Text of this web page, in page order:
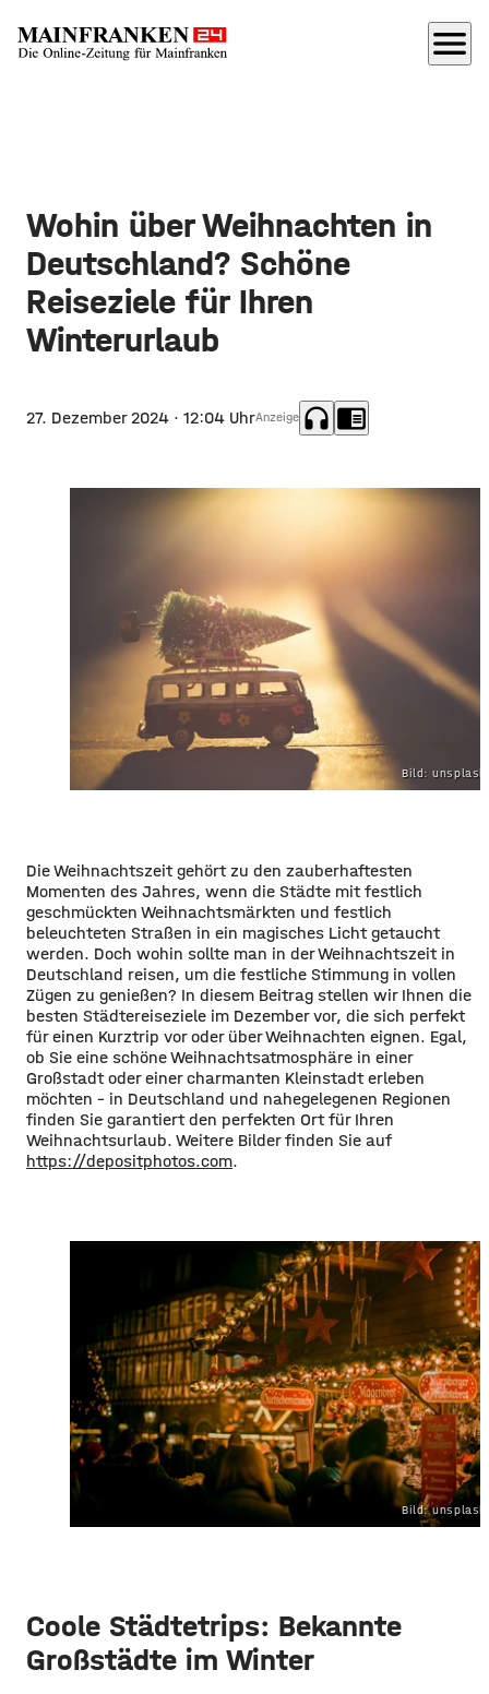
menu
Wohin über Weihnachten in
Deutschland? Schöne
Reiseziele für Ihren
Winterurlaub
27. Dezember 2024 · 12:04 UhrAnzeige headphones chrome_reader_mode
Bild:
Die Weihnachtszeit gehört zu den zauberhaftesten
Momenten des Jahres, wenn die Städte mit festlich
geschmückten Weihnachtsmärkten und festlich
beleuchteten Straßen in ein magisches Licht getaucht
werden. Doch wohin sollte man in der Weihnachtszeit in
Deutschland reisen, um die festliche Stimmung in vollen
Zügen zu genießen? In diesem Beitrag stellen wir Ihnen die
besten Städtereiseziele im Dezember vor, die sich perfekt
für einen Kurztrip vor oder über Weihnachten eignen. Egal,
ob Sie eine schöne Weihnachtsatmosphäre in einer
Großstadt oder einer charmanten Kleinstadt erleben
möchten – in Deutschland und nahegelegenen Regionen
finden Sie garantiert den perfekten Ort für Ihren
Weihnachtsurlaub. Weitere Bilder finden Sie auf
https://depositphotos.com.
Bild:
Coole Städtetrips: Bekannte
Großstädte im Winter